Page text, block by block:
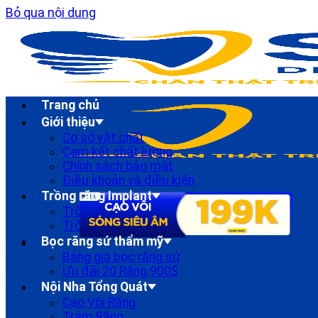
Bỏ qua nội dung
Trang chủ
Giới thiệu
Cơ sở vật chất
Cam kết chất lượng
Chính sách bảo mật
Điều khoản và điều kiện
Trồng răng Implant
Trồng Răng implant Đơn lẻ
Trồng Răng Implant Toàn Hàm
Bọc răng sứ thẩm mỹ
Bảng giá bọc răng sứ
Ưu đãi 20 Răng 900$
Nội Nha Tổng Quát
Cạo Vôi Răng